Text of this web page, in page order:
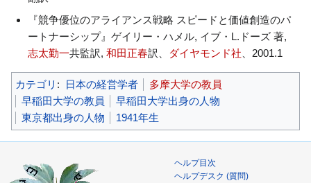
『競争優位のアライアンス戦略 スピードと価値創造のパ
ートナーシップ』ゲイリー・ハメル, イブ・L.ドーズ 著,
志太勤一共監訳,和田正春訳、 ダイヤモンド社 、2001.1
カテゴリ : 日本の経営学者
多摩大学の教員
早稲田大学の教員
早稲田大学出身の人物
東京都出身の人物
1941年生
ヘルプ目次
ヘルプデスク (質問)